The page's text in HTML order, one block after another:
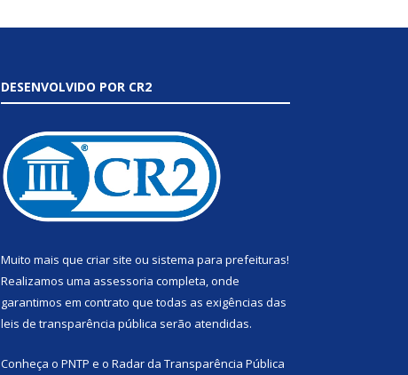
DESENVOLVIDO POR CR2
Muito mais que criar site ou sistema para prefeituras!
Realizamos uma assessoria completa, onde
garantimos em contrato que todas as exigências das
leis de transparência pública serão atendidas.
Conheça o PNTP e o Radar da Transparência Pública